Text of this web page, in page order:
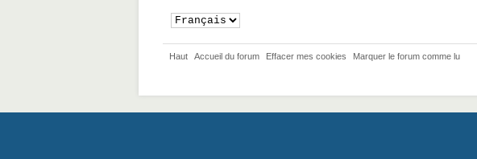
Haut Accueil du forum Effacer mes cookies Marquer le forum comme lu